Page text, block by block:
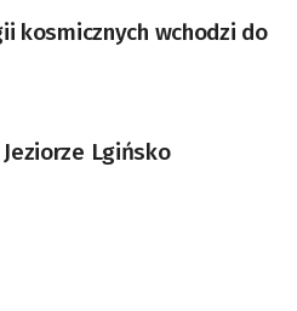
nauk fizycznych,
Sektorowej ds.
Lotniczo-
i Satelitarnych PAN.
kosmicznych wchodzi do
Lgińsko